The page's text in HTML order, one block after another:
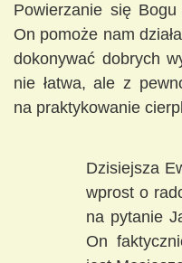
Powierzanie się
On pomoże nam
dokonywać dobrych
nie łatwa, ale z
na praktykowanie
Dzisiejsza
wprost o
na pytanie
On